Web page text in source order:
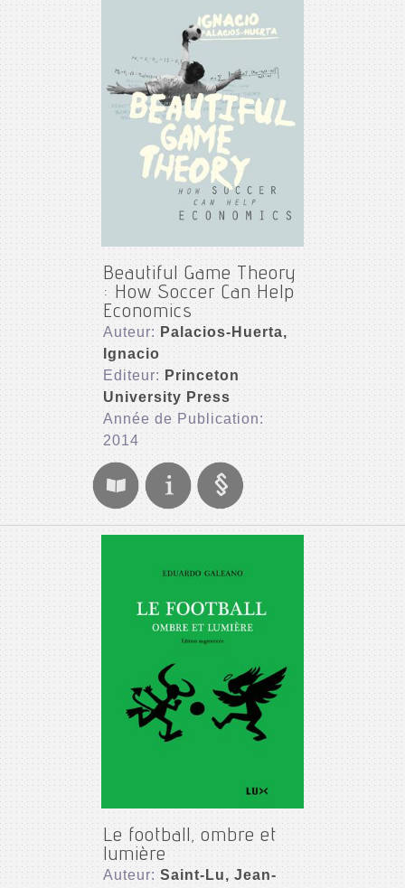
Beautiful Game Theory
: How Soccer Can Help
Economics
Auteur: Palacios-Huerta,
Ignacio
Editeur: Princeton
University Press
Année de Publication:
2014
Le football, ombre et
lumière
Auteur:Saint-Lu, Jean-